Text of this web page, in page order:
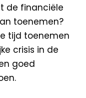
de financiële
toenemen?
tijd toenemen
crisis in de
goed